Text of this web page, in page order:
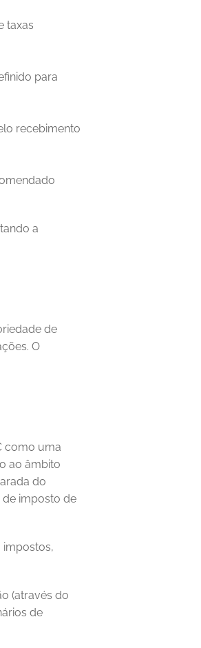
taxas
para
recebimento
a
de
O
ao âmbito
do
imposto de
impostos,
de